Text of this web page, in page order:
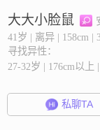
大大小脸鼠
41岁 | 离异 | 158cm |
寻找异性：
27-32岁 | 176cm以上
私聊TA